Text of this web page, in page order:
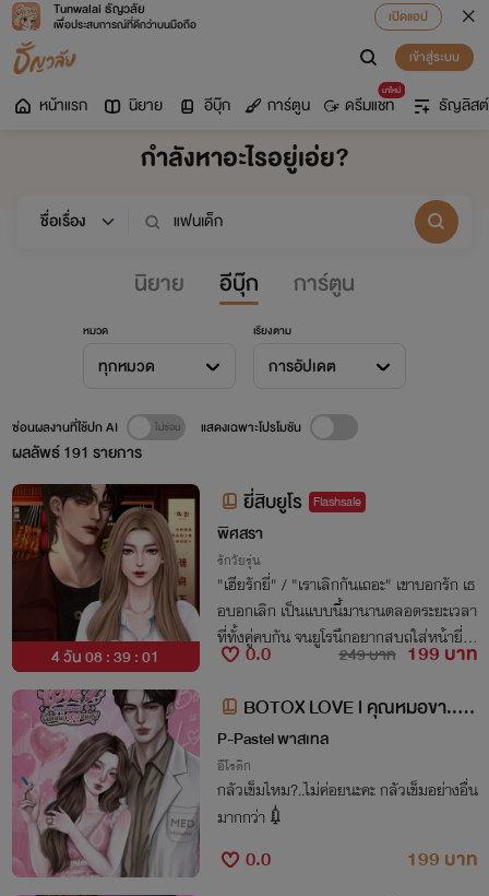
Tunwalai ธัญวลัย
เพื่อประสบการณ์ที่ดีกว่าบนมือถือ
เปิดแอป
เข้าสู่ระบบ
หน้าแรก นิยาย อีบุ๊ก การ์ตูน
มาใหม่
ดรีมแชท ธัญลิสต์
กำลังหาอะไรอยู่เอ่ย?
นิยาย อีบุ๊ก การ์ตูน
หมวด
ทุกหมวด
เรียงตาม
การอัปเดต
ผลลัพธ์191 รายการ
ซ่อนผลงานที่ใช้ปก AI แสดงเฉพาะโปรโมชัน
4 วัน 08 : 39 : 00
ยี่สิบยูโร Flashsale
พิศสรา
รักวัยรุ่น
"เฮียรักยี่" / "เราเลิกกันเถอะ" เขาบอกรัก เธ
อบอกเลิก เป็นแบบนี้มานานตลอดระยะเวลา
ที่ทั้งคู่คบกัน จนยูโรนึกอยากสบถใส่หน้ายี่สิ
บดัง ๆ ว่า...“กูไม่เลิก ฝันอยู่รึไงยัยยี่สิบ”
0.0 249 บาท 199 บาท
BOTOX LOVE l คุณหมอขา..ฉี
ดหน้าหนูหน่อย
P-Pastel พาสเทล
อีโรติก
กลัวเข็มไหม?..ไม่ค่อยนะคะ กลัวเข็มอย่างอื่น
มากกว่า💉
0.0
199 บาท